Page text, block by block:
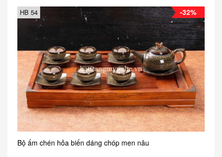
-32%
HB 54
Bộ ấm chén hỏa biến dáng chóp men nâu